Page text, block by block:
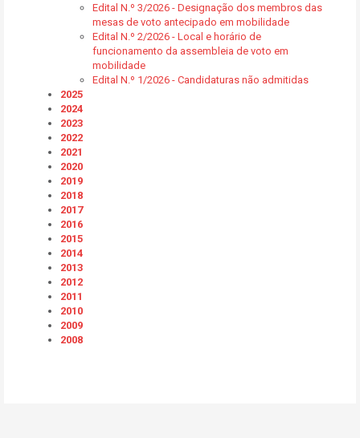
Edital N.º 3/2026 - Designação dos membros das
mesas de voto antecipado em mobilidade
Edital N.º 2/2026 - Local e horário de
funcionamento da assembleia de voto em
mobilidade
Edital N.º 1/2026 - Candidaturas não admitidas
2025
2024
2023
2022
2021
2020
2019
2018
2017
2016
2015
2014
2013
2012
2011
2010
2009
2008